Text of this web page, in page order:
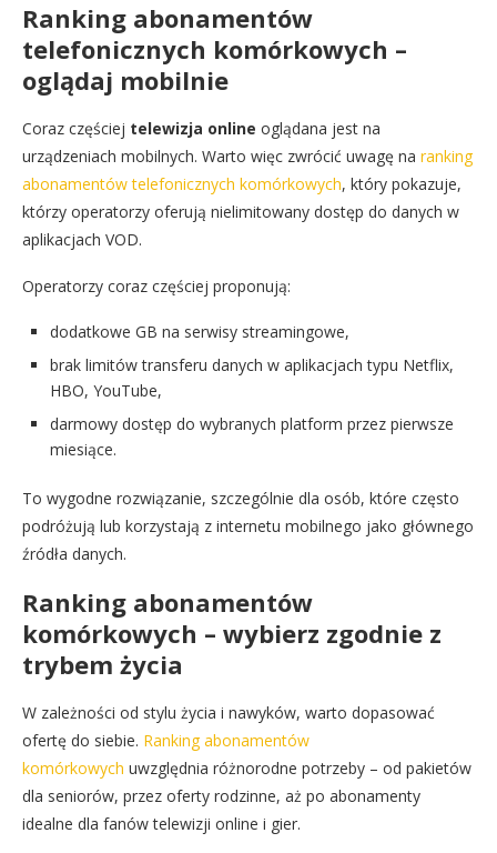
Ranking abonamentów
telefonicznych komórkowych –
oglądaj mobilnie
Coraz częściej telewizja online oglądana jest na
urządzeniach mobilnych. Warto więc zwrócić uwagę na ranking
abonamentów telefonicznych komórkowych, który pokazuje,
którzy operatorzy oferują nielimitowany dostęp do danych w
aplikacjach VOD.
Operatorzy coraz częściej proponują:
dodatkowe GB na serwisy streamingowe,
brak limitów transferu danych w aplikacjach typu Netflix,
HBO, YouTube,
darmowy dostęp do wybranych platform przez pierwsze
miesiące.
To wygodne rozwiązanie, szczególnie dla osób, które często
podróżują lub korzystają z internetu mobilnego jako głównego
źródła danych.
Ranking abonamentów
komórkowych – wybierz zgodnie z
trybem życia
W zależności od stylu życia i nawyków, warto dopasować
ofertę do siebie. Ranking abonamentów
komórkowych uwzględnia różnorodne potrzeby – od pakietów
dla seniorów, przez oferty rodzinne, aż po abonamenty
idealne dla fanów telewizji online i gier.